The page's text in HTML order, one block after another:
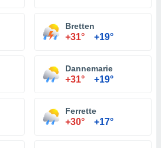
Bretten
+31° +19°
Dannemarie
+31° +19°
Ferrette
+30° +17°